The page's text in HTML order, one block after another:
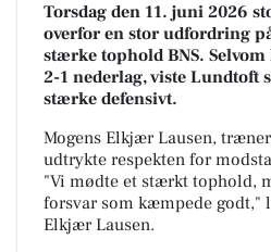
Torsdag den 11. juni 2026
overfor en stor udfordring
stærke tophold BNS.
2-1 nederlag, viste Lundtoft
stærke defensivt.
Mogens Elkjær Lausen,
udtrykte respekten for
"Vi mødte et stærkt tophold,
forsvar som kæmpede godt,"
Elkjær Lausen.